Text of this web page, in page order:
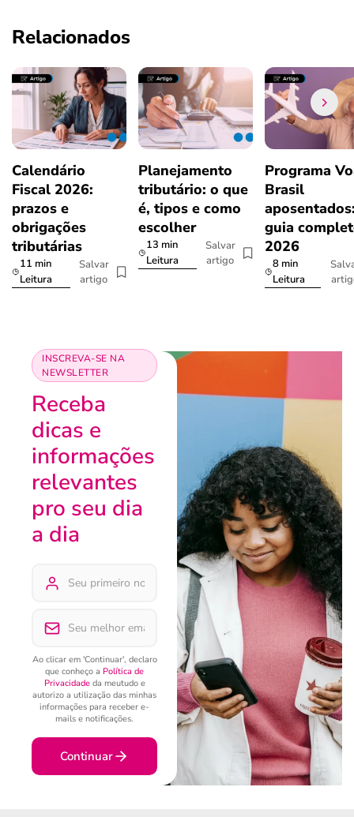
Relacionados
Calendário
Fiscal 2026:
prazos e
obrigações
tributárias
11 min
Leitura
Salvar
artigo
Planejamento
tributário: o que
é, tipos e como
escolher
13 min
Leitura
Salvar
artigo
Programa
Brasil
guia
2026
8 min
Leitura
INSCREVA-SE NA
NEWSLETTER
Receba
dicas e
informações
relevantes
pro seu dia
a dia
Ao clicar em 'Continuar', declaro
que conheço a Política de
Privacidadeda meutudo e
autorizo a utilização das minhas
informações para receber e-
mails e notificações.
Continuar